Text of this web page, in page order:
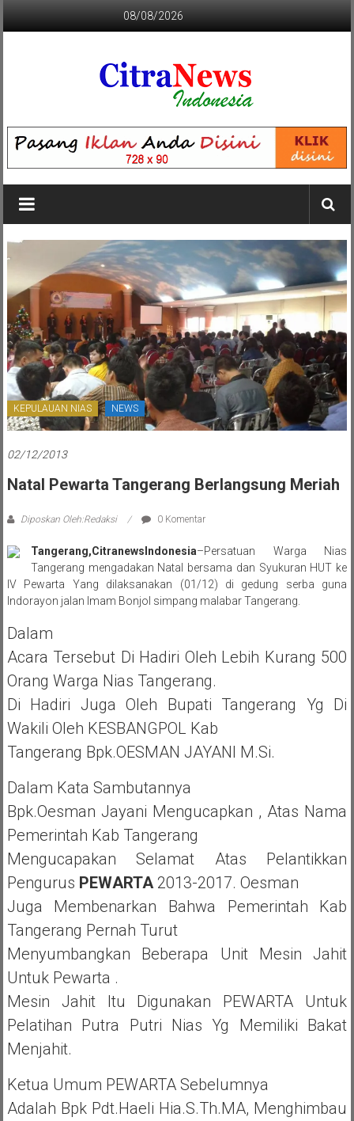
08/08/2026
CITRANEWS
INDONESIA
BERANI
DAN
KRISTIS
KEPULAUAN NIAS NEWS
02/12/2013
Natal Pewarta Tangerang Berlangsung Meriah
Diposkan Oleh:Redaksi 0 Komentar
Tangerang,CitranewsIndonesia–Persatuan Warga Nias
Tangerang mengadakan Natal bersama dan Syukuran HUT ke
IV Pewarta Yang dilaksanakan (01/12) di gedung serba guna
Indorayon jalan Imam Bonjol simpang malabar Tangerang.
Dalam
Acara Tersebut Di Hadiri Oleh Lebih Kurang 500
Orang Warga Nias Tangerang.
Di Hadiri Juga Oleh Bupati Tangerang Yg Di
Wakili Oleh KESBANGPOL Kab
Tangerang Bpk.OESMAN JAYANI M.si.
Dalam Kata Sambutannya
Bpk.Oesman Jayani Mengucapkan , Atas Nama
Pemerintah Kab Tangerang
Mengucapakan Selamat Atas Pelantikkan
Pengurus PEWARTA2013-2017. Oesman
Juga Membenarkan Bahwa Pemerintah Kab
Tangerang Pernah Turut
Menyumbangkan Beberapa Unit Mesin Jahit
Untuk Pewarta .
Mesin Jahit Itu Digunakan PEWARTA Untuk
Pelatihan Putra Putri Nias Yg Memiliki Bakat
Menjahit.
Ketua Umum PEWARTA Sebelumnya
Adalah Bpk Pdt.Haeli Hia.S.Th.MA, Menghimbau